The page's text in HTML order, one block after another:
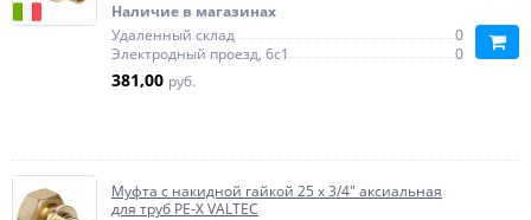
Наличие в магазинах
Удаленный склад
0
Электродный проезд, 6с1
0
381,00 руб.
Муфта с накидной гайкой 25 x 3/4" аксиальная
для труб PE-X VALTEC